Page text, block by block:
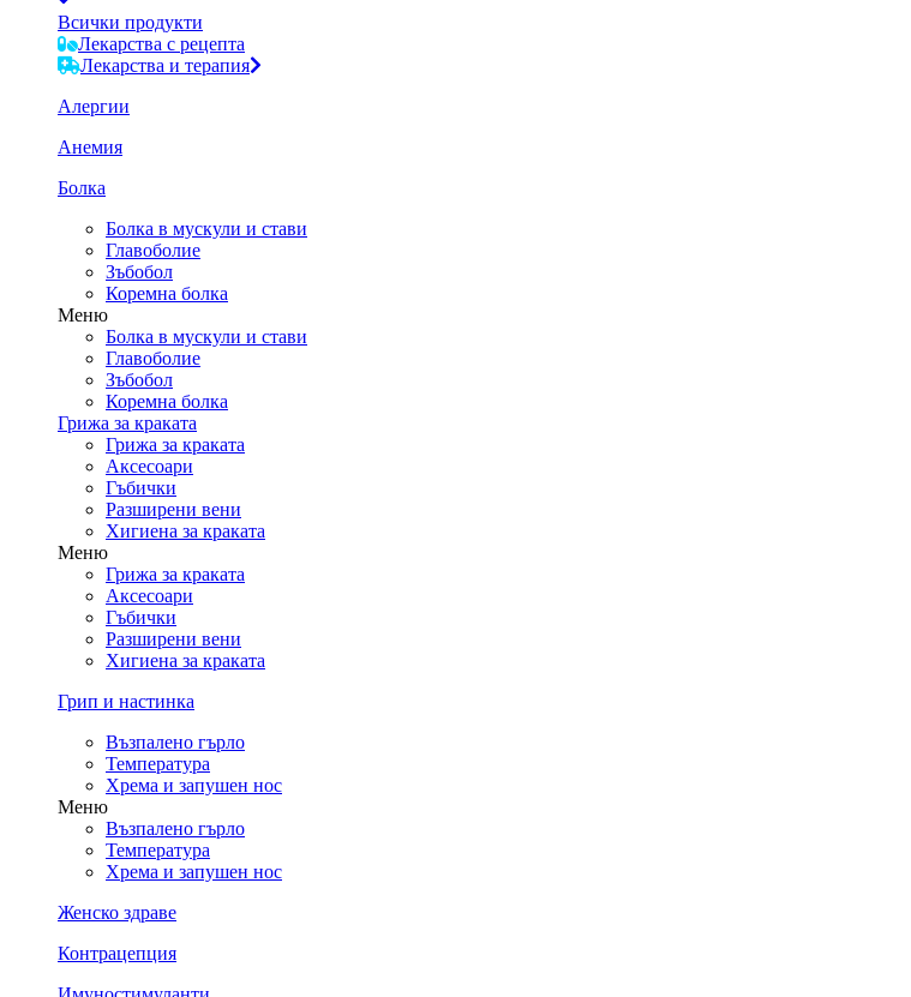
Всички продукти
Лекарства с рецепта
Лекарства и терапия
Алергии
Анемия
Болка
Болка в мускули и стави
Главоболие
Зъбобол
Коремна болка
Меню
Болка в мускули и стави
Главоболие
Зъбобол
Коремна болка
Грижа за краката
Грижа за краката
Аксесоари
Гъбички
Разширени вени
Хигиена за краката
Меню
Грижа за краката
Аксесоари
Гъбички
Разширени вени
Хигиена за краката
Грип и настинка
Възпалено гърло
Температура
Хрема и запушен нос
Меню
Възпалено гърло
Температура
Хрема и запушен нос
Женско здраве
Контрацепция